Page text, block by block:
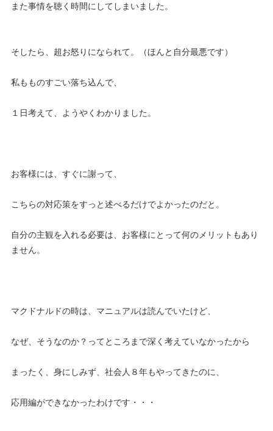
また事情を聴く時間にしてしまいました。
そしたら、超お怒りになられて。（ほんと自分最悪です）
私もものすごい落ち込んで、
１日考えて、ようやくわかりました。
お客様には、すぐに謝って、
こちらの対応策をすっと述べるだけでよかったのだと。
自分の主観を入れる必要は、お客様にとって何のメリットもあり
ません。
マクドナルドの時は、マニュアルは読んでいたけど、
なぜ、そうなのか？ってところまで深く考えていなかったから
まったく、身にしみず、社会人８年もやってきたのに、
応用編ができなかったわけです・・・